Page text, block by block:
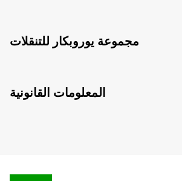
مجموعة يوروبكار للتنقلات
المعلومات القانونية